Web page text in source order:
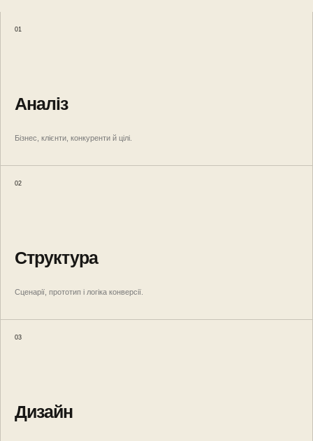
01
Аналіз
Бізнес, клієнти, конкуренти й цілі.
02
Структура
Сценарії, прототип і логіка конверсії.
03
Дизайн